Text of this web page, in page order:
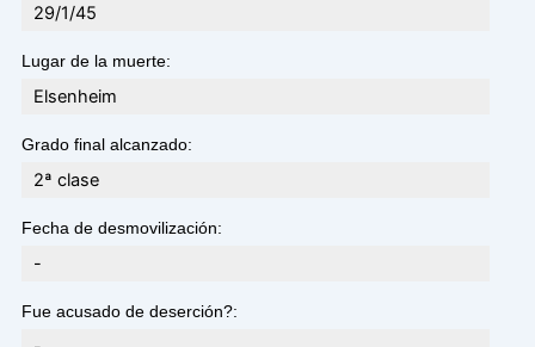
29/1/45
Lugar de la muerte:
Elsenheim
Grado final alcanzado:
2ª clase
Fecha de desmovilización:
-
Fue acusado de deserción?: